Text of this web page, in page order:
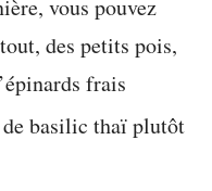
vous pouvez
des petits pois,
frais
basilic thaï plutôt